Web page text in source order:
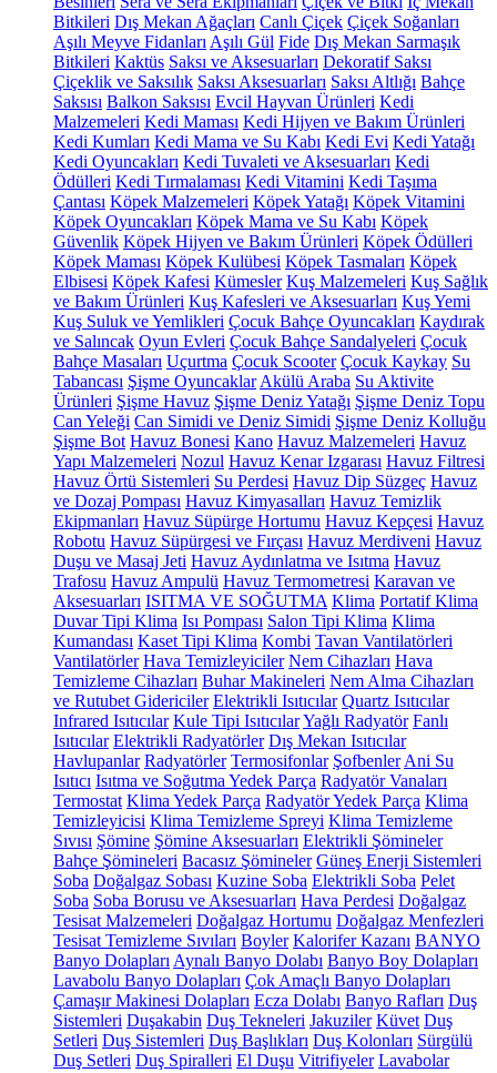
Bitkileri Dış Mekan Ağaçları Canlı Çiçek Çiçek Soğanları
Aşılı Meyve Fidanları Aşılı Gül Fide Dış Mekan Sarmaşık
Bitkileri Kaktüs Saksı ve Aksesuarları Dekoratif Saksı
Çiçeklik ve Saksılık Saksı Aksesuarları Saksı Altlığı Bahçe
Saksısı Balkon Saksısı Evcil Hayvan Ürünleri Kedi
Malzemeleri Kedi Maması Kedi Hijyen ve Bakım Ürünleri
Kedi Kumları Kedi Mama ve Su Kabı Kedi Evi Kedi Yatağı
Kedi Oyuncakları Kedi Tuvaleti ve Aksesuarları Kedi
Ödülleri Kedi Tırmalaması Kedi Vitamini Kedi Taşıma
Çantası Köpek Malzemeleri Köpek Yatağı Köpek Vitamini
Köpek Oyuncakları Köpek Mama ve Su Kabı Köpek
Güvenlik Köpek Hijyen ve Bakım Ürünleri Köpek Ödülleri
Köpek Maması Köpek Kulübesi Köpek Tasmaları Köpek
Elbisesi Köpek Kafesi Kümesler Kuş Malzemeleri Kuş Sağlık
ve Bakım Ürünleri Kuş Kafesleri ve Aksesuarları Kuş Yemi
Kuş Suluk ve Yemlikleri Çocuk Bahçe Oyuncakları Kaydırak
ve Salıncak Oyun Evleri Çocuk Bahçe Sandalyeleri Çocuk
Bahçe Masaları Uçurtma Çocuk Scooter Çocuk Kaykay Su
Tabancası Şişme Oyuncaklar Akülü Araba Su Aktivite
Ürünleri Şişme Havuz Şişme Deniz Yatağı Şişme Deniz Topu
Can Yeleği Can Simidi ve Deniz Simidi Şişme Deniz Kolluğu
Şişme Bot Havuz Bonesi Kano Havuz Malzemeleri Havuz
Yapı Malzemeleri Nozul Havuz Kenar Izgarası Havuz Filtresi
Havuz Örtü Sistemleri Su Perdesi Havuz Dip Süzgeç Havuz
ve Dozaj Pompası Havuz Kimyasalları Havuz Temizlik
Ekipmanları Havuz Süpürge Hortumu Havuz Kepçesi Havuz
Robotu Havuz Süpürgesi ve Fırçası Havuz Merdiveni Havuz
Duşu ve Masaj Jeti Havuz Aydınlatma ve Isıtma Havuz
Trafosu Havuz Ampulü Havuz Termometresi Karavan ve
Aksesuarları ISITMA VE SOĞUTMA Klima Portatif Klima
Duvar Tipi Klima Isı Pompası Salon Tipi Klima Klima
Kumandası Kaset Tipi Klima Kombi Tavan Vantilatörleri
Vantilatörler Hava Temizleyiciler Nem Cihazları Hava
Temizleme Cihazları Buhar Makineleri Nem Alma Cihazları
ve Rutubet Gidericiler Elektrikli Isıtıcılar Quartz Isıtıcılar
Infrared Isıtıcılar Kule Tipi IsıtıcılarYağlı Radyatör Fanlı
Isıtıcılar Elektrikli Radyatörler Dış Mekan Isıtıcılar
Havlupanlar Radyatörler Termosifonlar Şofbenler Ani Su
Isıtıcı Isıtma ve Soğutma Yedek Parça Radyatör Vanaları
Termostat Klima Yedek Parça Radyatör Yedek Parça Klima
Temizleyicisi Klima Temizleme Spreyi Klima Temizleme
Sıvısı Şömine Şömine Aksesuarları Elektrikli Şömineler
Bahçe Şömineleri Bacasız Şömineler Güneş Enerji Sistemleri
Soba Doğalgaz Sobası Kuzine Soba Elektrikli Soba Pelet
Soba Soba Borusu ve Aksesuarları Hava Perdesi Doğalgaz
Tesisat Malzemeleri Doğalgaz Hortumu Doğalgaz Menfezleri
Tesisat Temizleme Sıvıları Boyler Kalorifer Kazanı BANYO
Banyo Dolapları Aynalı Banyo Dolabı Banyo Boy Dolapları
Lavabolu Banyo Dolapları Çok Amaçlı Banyo Dolapları
Çamaşır Makinesi Dolapları Ecza Dolabı Banyo Rafları Duş
Sistemleri Duşakabin Duş Tekneleri Jakuziler Küvet Duş
Setleri Duş Sistemleri Duş Başlıkları Duş Kolonları Sürgülü
Duş Setleri Duş Spiralleri El Duşu Vitrifiyeler Lavabolar